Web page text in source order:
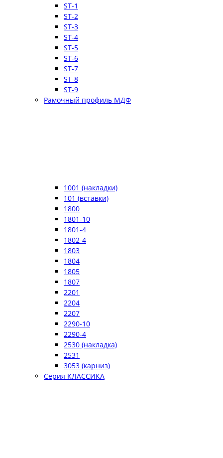
ST-1
ST-2
ST-3
ST-4
ST-5
ST-6
ST-7
ST-8
ST-9
Рамочный профиль МДФ
1001 (накладки)
101 (вставки)
1800
1801-10
1801-4
1802-4
1803
1804
1805
1807
2201
2204
2207
2290-10
2290-4
2530 (накладка)
2531
3053 (карниз)
Серия КЛАССИКА